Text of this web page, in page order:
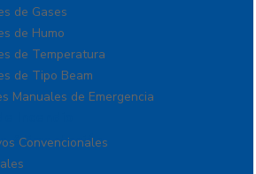
de Gases
de Humo
de Temperatura
de Tipo Beam
Manuales de Emergencia
Incendio
Alimentación
Convencionales